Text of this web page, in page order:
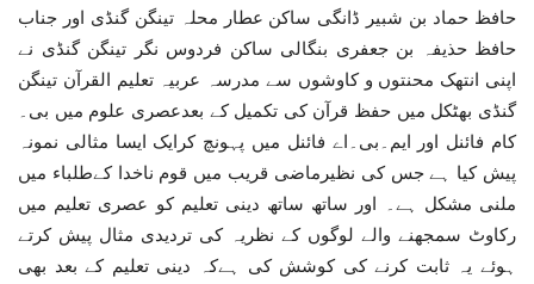
حافظ حماد بن شبیر ڈانگی ساکن عطار محلہ تینگن گنڈی اور جناب
حافظ حذیفہ بن جعفری بنگالی ساکن فردوس نگر تینگن گنڈی نے
اپنی انتھک محنتوں و کاوشوں سے مدرسہ عربیہ تعلیم القرآن تینگن
گنڈی بھٹکل میں حفظ قرآن کی تکمیل کے بعدعصری علوم میں بی۔
کام فائنل اور ایم۔بی۔اے فائنل میں پہونچ کرایک ایسا مثالی نمونہ
پیش کیا ہے جس کی نظیرماضی قریب میں قوم ناخدا کےطلباء میں
ملنی مشکل ہے۔ اور ساتھ ساتھ دینی تعلیم کو عصری تعلیم میں
رکاوٹ سمجھنے والے لوگوں کے نظریہ کی تردیدی مثال پیش کرتے
ہوئے یہ ثابت کرنے کی کوشش کی ہےکہ دینی تعلیم کے بعد بھی